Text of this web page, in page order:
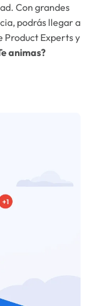
Con grandes
podrás llegar a
Experts y
animas?